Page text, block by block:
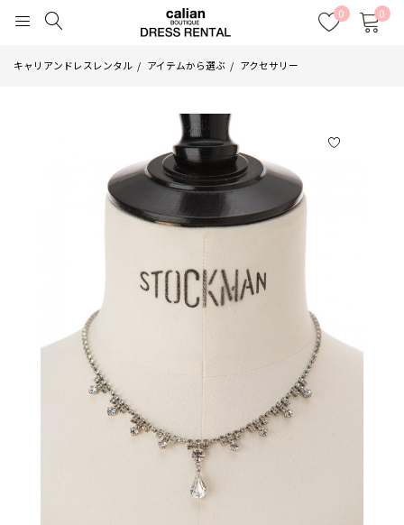
0 0
キャリアンドレスレンタル アイテムから選ぶ アクセサリー